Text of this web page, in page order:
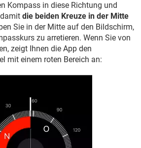
Kompass in diese Richtung und
die beiden Kreuze in der Mitte
Sie in der Mitte auf den Bildschirm,
zu arretieren. Wenn Sie von
zeigt Ihnen die App den
mit einem roten Bereich an: